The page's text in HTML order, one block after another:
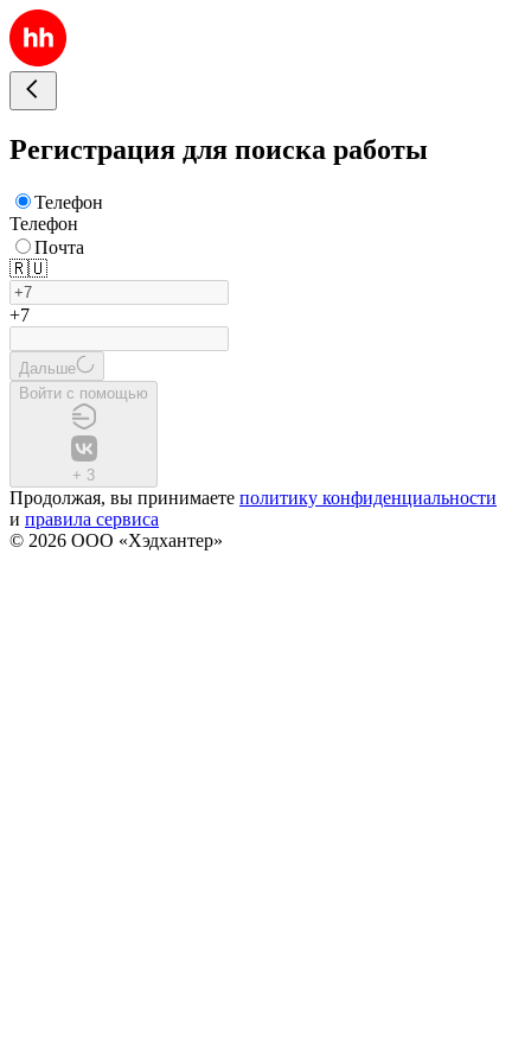
Регистрация для поиска работы
Телефон
Телефон
Почта
🇷🇺
+7
Дальше
Войти с помощью
+ 3
Продолжая, вы принимаете политику конфиденциальности
и правила сервиса
© 2026 ООО «Хэдхантер»